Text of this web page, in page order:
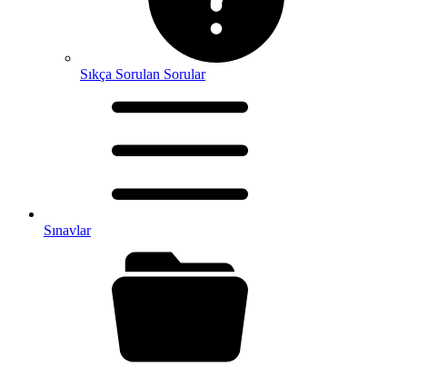
Sıkça Sorulan Sorular
Sınavlar